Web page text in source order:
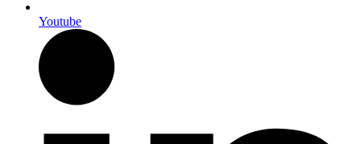
Youtube